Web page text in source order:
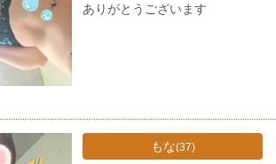
ありがとうございます
もな(37)